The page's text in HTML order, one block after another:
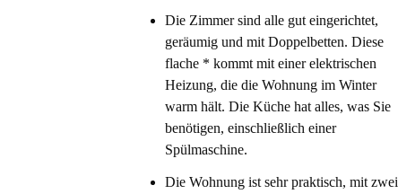
Die Zimmer sind alle gut eingerichtet,
geräumig und mit Doppelbetten. Diese
flache * kommt mit einer elektrischen
Heizung, die die Wohnung im Winter
warm hält. Die Küche hat alles, was Sie
benötigen, einschließlich einer
Spülmaschine.
Die Wohnung ist sehr praktisch, mit zwei